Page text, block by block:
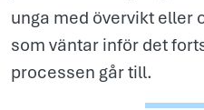
unga med övervikt eller
som väntar inför det
processen går till.